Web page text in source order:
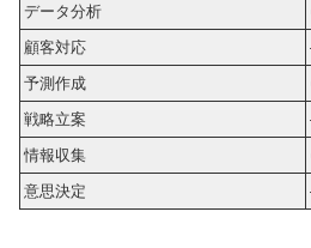
データ分析
顧客対応
予測作成
戦略立案
情報収集
意思決定